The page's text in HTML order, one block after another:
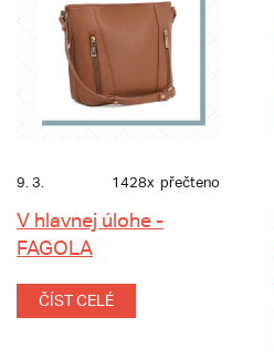
9. 3. 1428x přečteno
V hlavnej úlohe -
FAGOLA
ČÍST CELÉ